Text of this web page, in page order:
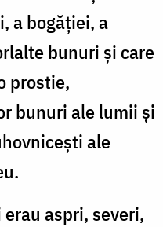
a bogăției, a
bunuri și care
prostie,
bunuri ale lumii și
ale
aspri, severi,